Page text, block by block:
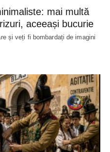
mai multă
aceeași bucurie
și veți fi bombardați de imagini